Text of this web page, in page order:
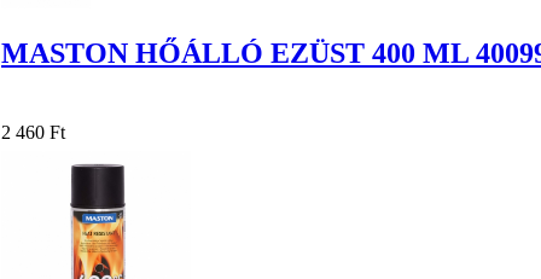
MASTON HŐÁLLÓ EZÜST 400 ML
2 460 Ft